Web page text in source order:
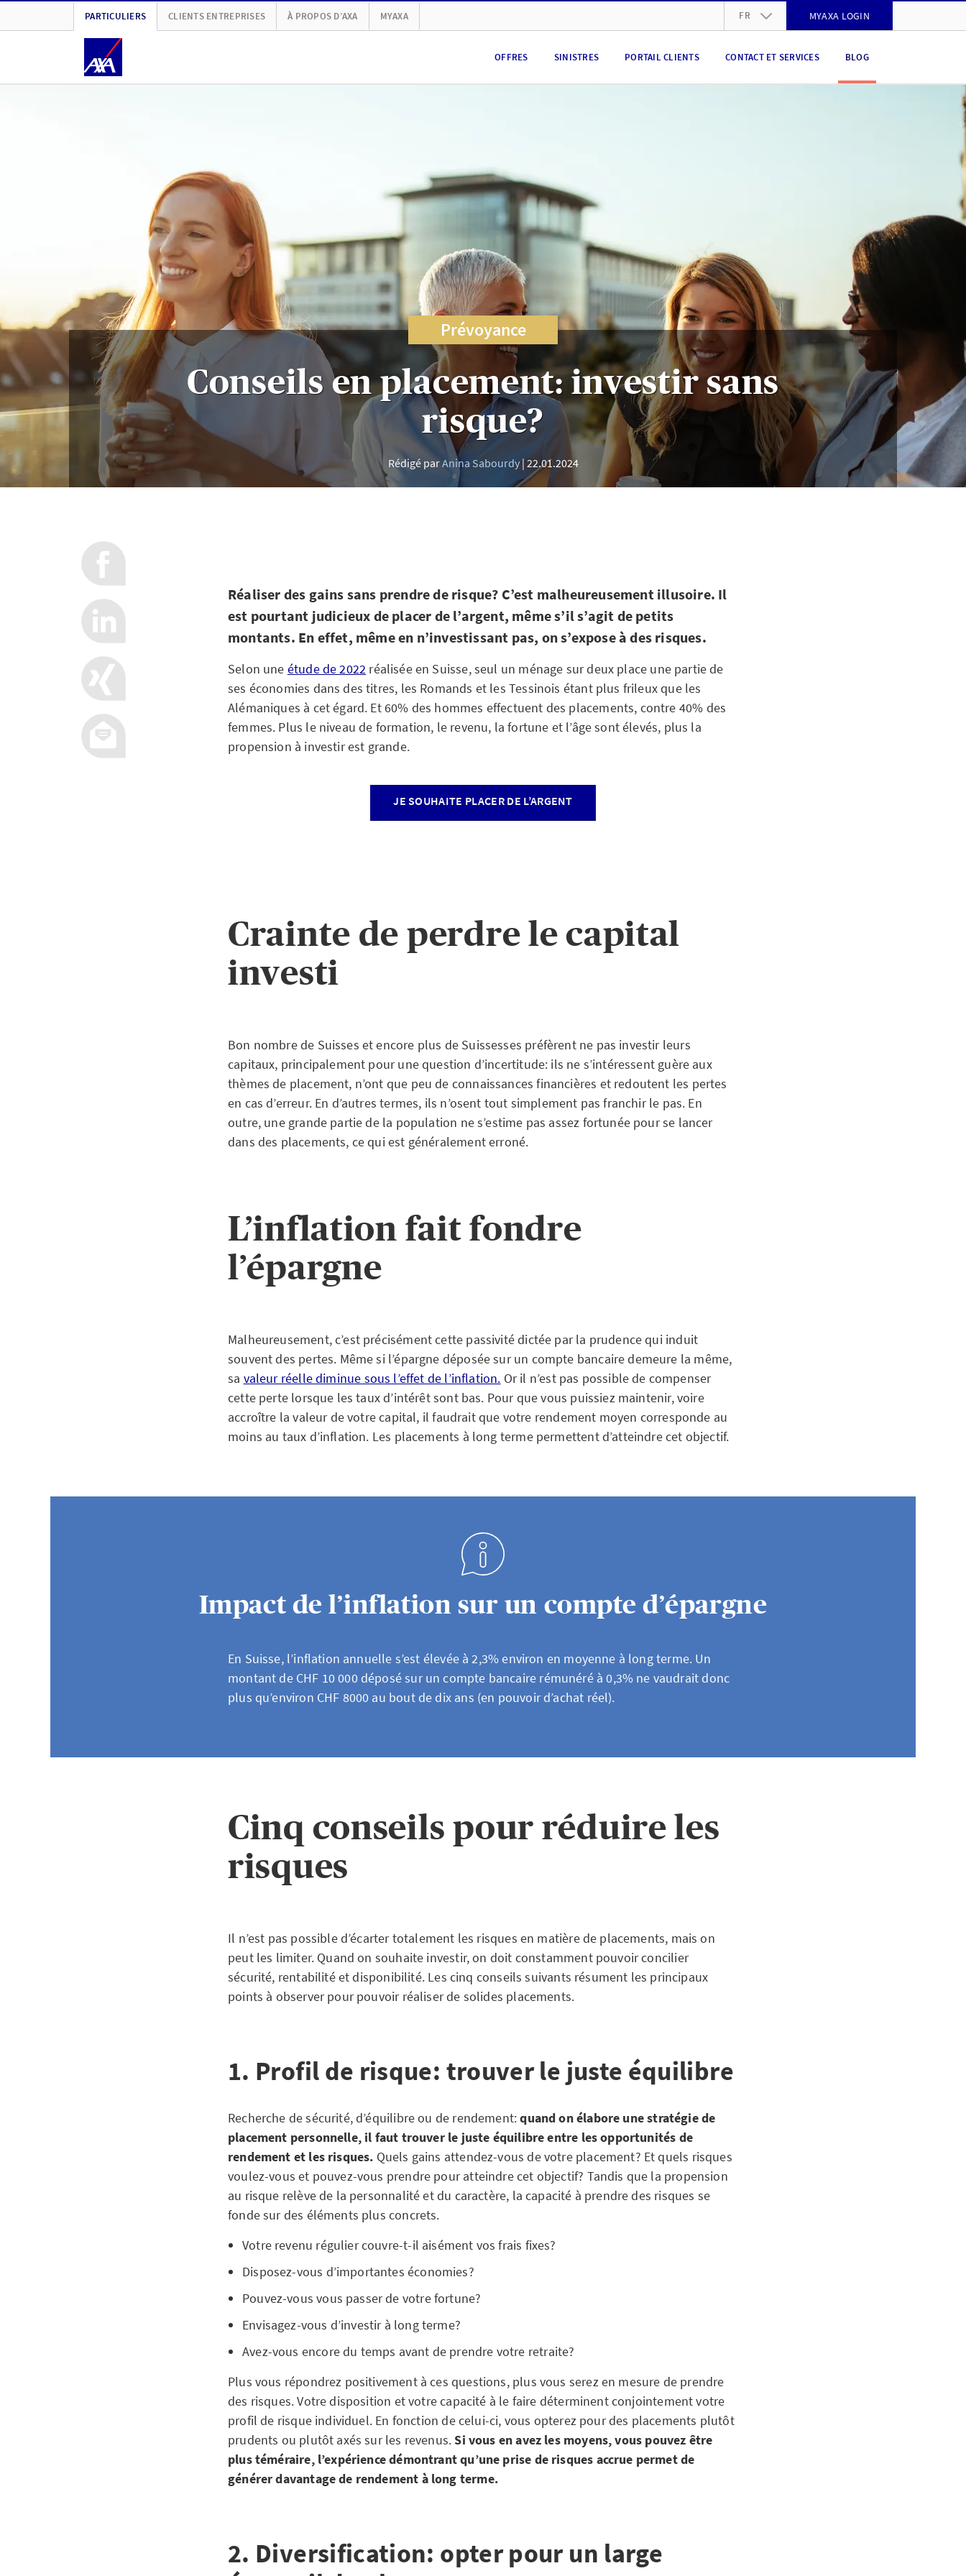
PARTICULIERS CLIENTS ENTREPRISES À PROPOS D’AXA MYAXA FR MYAXA LOGIN
OFFRES SINISTRES PORTAIL CLIENTS CONTACT ET SERVICES BLOG
Prévoyance
Conseils en placement: investir sans
risque?
Rédigé parAnina Sabourdy 22.01.2024
Réaliser des gains sans prendre de risque? C’est malheureusement illusoire. Il
est pourtant judicieux de placer de l’argent, même s’il s’agit de petits
montants. En effet, même en n’investissant pas, on s’expose à des risques.
Selon une étude de 2022 réalisée en Suisse, seul un ménage sur deux place une partie de
ses économies dans des titres, les Romands et les Tessinois étant plus frileux que les
Alémaniques à cet égard. Et 60% des hommes effectuent des placements, contre 40% des
femmes. Plus le niveau de formation, le revenu, la fortune et l’âge sont élevés, plus la
propension à investir est grande.
JE SOUHAITE PLACER DE L’ARGENT
Crainte de perdre le capital
investi
Bon nombre de Suisses et encore plus de Suissesses préfèrent ne pas investir leurs
capitaux, principalement pour une question d’incertitude: ils ne s’intéressent guère aux
thèmes de placement, n’ont que peu de connaissances financières et redoutent les pertes
en cas d’erreur. En d’autres termes, ils n’osent tout simplement pas franchir le pas. En
outre, une grande partie de la population ne s’estime pas assez fortunée pour se lancer
dans des placements, ce qui est généralement erroné.
L’inflation fait fondre
l’épargne
Malheureusement, c’est précisément cette passivité dictée par la prudence qui induit
souvent des pertes. Même si l’épargne déposée sur un compte bancaire demeure la même,
sa valeur réelle diminue sous l’effet de l’inflation. Or il n’est pas possible de compenser
cette perte lorsque les taux d’intérêt sont bas. Pour que vous puissiez maintenir, voire
accroître la valeur de votre capital, il faudrait que votre rendement moyen corresponde au
moins au taux d’inflation. Les placements à long terme permettent d’atteindre cet objectif.
Impact de l’inflation sur un compte d’épargne
En Suisse, l’inflation annuelle s’est élevée à 2,3% environ en moyenne à long terme. Un
montant de CHF 10 000 déposé sur un compte bancaire rémunéré à 0,3% ne vaudrait donc
plus qu’environ CHF 8000 au bout de dix ans (en pouvoir d’achat réel).
Cinq conseils pour réduire les
risques
Il n’est pas possible d’écarter totalement les risques en matière de placements, mais on
peut les limiter. Quand on souhaite investir, on doit constamment pouvoir concilier
sécurité, rentabilité et disponibilité. Les cinq conseils suivants résument les principaux
points à observer pour pouvoir réaliser de solides placements.
1. Profil de risque: trouver le juste équilibre
Recherche de sécurité, d’équilibre ou de rendement:quand on élabore une stratégie de
placement personnelle, il faut trouver le juste équilibre entre les opportunités de
rendement et les risques. Quels gains attendez-vous de votre placement? Et quels risques
voulez-vous et pouvez-vous prendre pour atteindre cet objectif? Tandis que la propension
au risque relève de la personnalité et du caractère, la capacité à prendre des risques se
fonde sur des éléments plus concrets.
Votre revenu régulier couvre-t-il aisément vos frais fixes?
Disposez-vous d’importantes économies?
Pouvez-vous vous passer de votre fortune?
Envisagez-vous d’investir à long terme?
Avez-vous encore du temps avant de prendre votre retraite?
Plus vous répondrez positivement à ces questions, plus vous serez en mesure de prendre
des risques. Votre disposition et votre capacité à le faire déterminent conjointement votre
profil de risque individuel. En fonction de celui-ci, vous opterez pour des placements plutôt
prudents ou plutôt axés sur les revenus.Si vous en avez les moyens, vous pouvez être
plus téméraire, l’expérience démontrant qu’une prise de risques accrue permet de
générer davantage de rendement à long terme.
2. Diversification: opter pour un large